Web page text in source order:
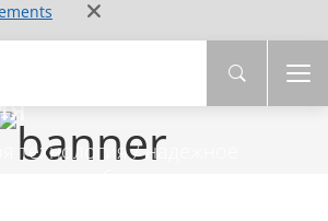
технология / надежное